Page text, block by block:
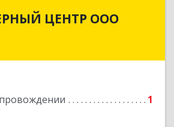
ЦЕНТР ООО
1
ЦЕНТР ООО